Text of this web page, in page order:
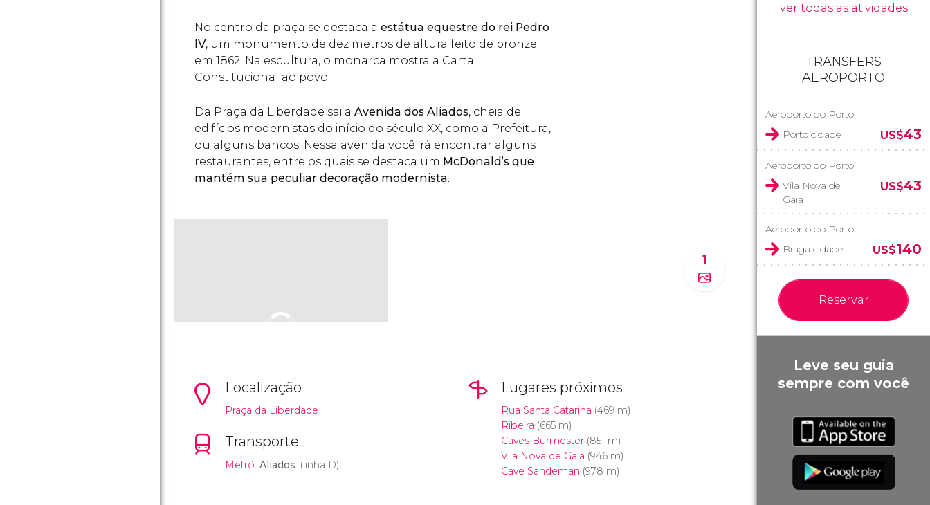
No centro da praça se destaca a estátua equestre do rei Pedro
IV, um monumento de dez metros de altura feito de bronze
em 1862. Na escultura, o monarca mostra a Carta
Constitucional ao povo.
Da Praça da Liberdade sai a Avenida dos Aliados, cheia de
edifícios modernistas do início do século XX, como a Prefeitura,
ou alguns bancos. Nessa avenida você irá encontrar alguns
restaurantes, entre os quais se destaca um McDonald’s que
mantém sua peculiar decoração modernista.
1
Localização
Praça da Liberdade
Transporte
Metrô: Aliados: (linha D).
Lugares próximos
Rua Santa Catarina (469 m)
Ribeira (665 m)
Caves Burmester(851 m)
Vila Nova de Gaia (946 m)
Cave Sandeman (978 m)
ver todas as atividades
TRANSFERS
AEROPORTO
Aeroporto do Porto
Porto cidade
US$43
Aeroporto do Porto
Vila Nova de
Gaia
US$43
Aeroporto do Porto
Braga cidade
US$140
Reservar
Leve seu guia
sempre com você